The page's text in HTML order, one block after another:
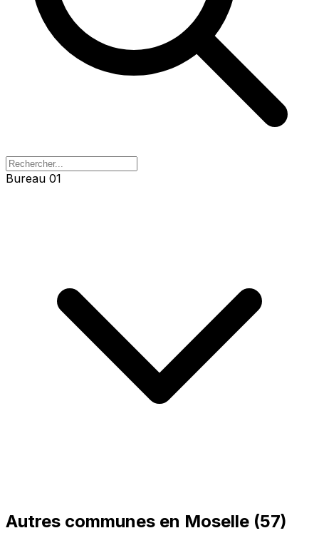
Bureau 01
Autres communes en Moselle (57)